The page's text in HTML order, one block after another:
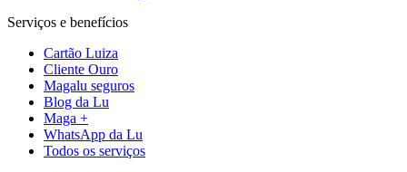
Serviços e benefícios
Cartão Luiza
Cliente Ouro
Magalu seguros
Blog da Lu
Maga +
WhatsApp da Lu
Todos os serviços